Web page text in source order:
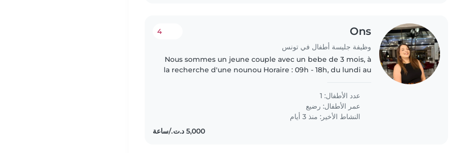
Ons
وظيفة جليسة أطفال في تونس
4
Nous sommes un jeune couple avec un bebe de 3 mois, à
la recherche d'une nounou Horaire : 09h - 18h, du lundi au
عدد الأطفال: 1
عمر الأطفال: رضيع
النشاط الأخير: منذ 3 أيام